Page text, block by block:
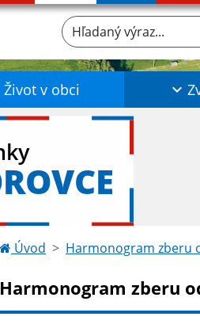
Hľadaný výraz...
Život v obci
Úvod Harmonogram zberu
Harmonogram zberu